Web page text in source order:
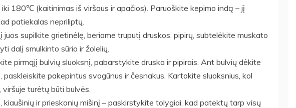
180℃ (kaitinimas iš viršaus ir apačios). Paruoškite kepimo indą – jį
patiekalas nepriliptų.
juos supilkite grietinėlę, beriame truputį druskos, pipirų, subtelėkite muskato
dalį smulkinto sūrio ir žolelių.
pirmąjį bulvių sluoksnį, pabarstykite druska ir pipirais. Ant bulvių dėkite
paskleiskite pakepintus svogūnus ir česnakus. Kartokite sluoksnius, kol
turėtų būti bulvės.
kiaušinių ir prieskonių mišinį – paskirstykite tolygiai, kad patektų tarp visų